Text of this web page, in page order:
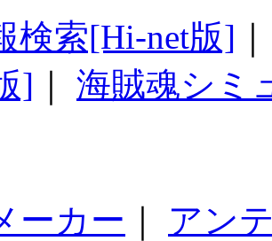
検索[Hi-net版]
]
海賊魂シミ
ーカー
アン